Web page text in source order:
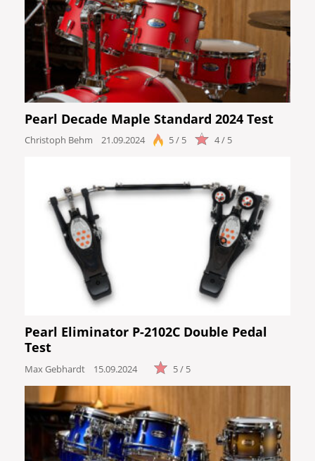
Pearl Decade Maple Standard 2024 Test
Christoph Behm 21.09.2024 5 / 5 4 / 5
Pearl Eliminator P-2102C Double Pedal
Test
Max Gebhardt 15.09.2024 5 / 5